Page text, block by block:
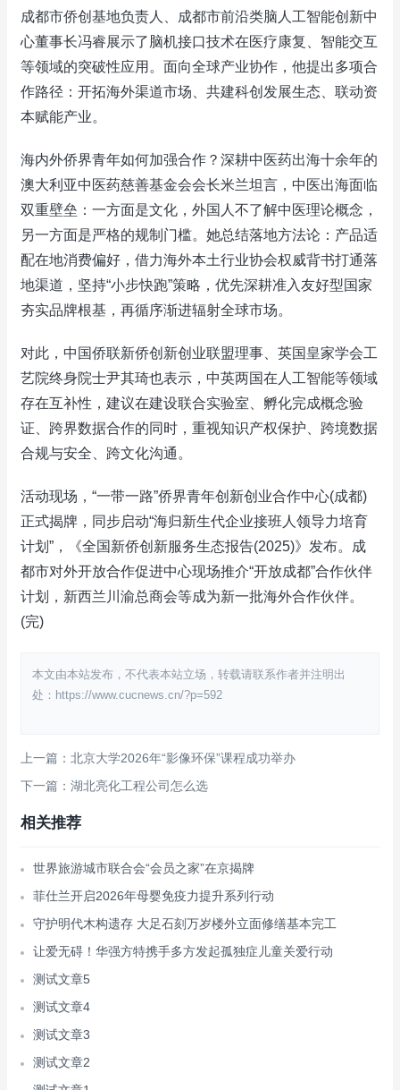
成都市侨创基地负责人、成都市前沿类脑人工智能创新中
心董事长冯睿展示了脑机接口技术在医疗康复、智能交互
等领域的突破性应用。面向全球产业协作，他提出多项合
作路径：开拓海外渠道市场、共建科创发展生态、联动资
本赋能产业。
海内外侨界青年如何加强合作？深耕中医药出海十余年的
澳大利亚中医药慈善基金会会长米兰坦言，中医出海面临
双重壁垒：一方面是文化，外国人不了解中医理论概念，
另一方面是严格的规制门槛。她总结落地方法论：产品适
配在地消费偏好，借力海外本土行业协会权威背书打通落
地渠道，坚持“小步快跑”策略，优先深耕准入友好型国家
夯实品牌根基，再循序渐进辐射全球市场。
对此，中国侨联新侨创新创业联盟理事、英国皇家学会工
艺院终身院士尹其琦也表示，中英两国在人工智能等领域
存在互补性，建议在建设联合实验室、孵化完成概念验
证、跨界数据合作的同时，重视知识产权保护、跨境数据
合规与安全、跨文化沟通。
活动现场，“一带一路”侨界青年创新创业合作中心(成都)
正式揭牌，同步启动“海归新生代企业接班人领导力培育
计划”，《全国新侨创新服务生态报告(2025)》发布。成
都市对外开放合作促进中心现场推介“开放成都”合作伙伴
计划，新西兰川渝总商会等成为新一批海外合作伙伴。
(完)
本文由本站发布，不代表本站立场，转载请联系作者并注明出
处：https://www.cucnews.cn/?p=592
上一篇：北京大学2026年“影像环保”课程成功举办
下一篇：湖北亮化工程公司怎么选
相关推荐
世界旅游城市联合会“会员之家”在京揭牌
菲仕兰开启2026年母婴免疫力提升系列行动
守护明代木构遗存 大足石刻万岁楼外立面修缮基本完工
让爱无碍！华强方特携手多方发起孤独症儿童关爱行动
测试文章5
测试文章4
测试文章3
测试文章2